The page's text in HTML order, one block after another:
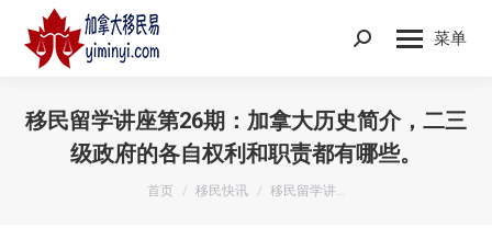
菜单
Search:
移民留学讲座第26期：加拿大历史简介，二三
级政府的各自权利和职责都有哪些。
您在这里：
首页 移民快讯 移民留学讲…